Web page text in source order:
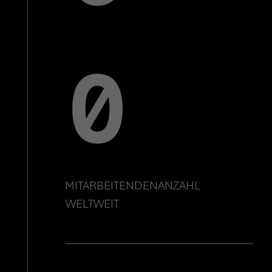
0
MITARBEITENDENANZAHL
WELTWEIT